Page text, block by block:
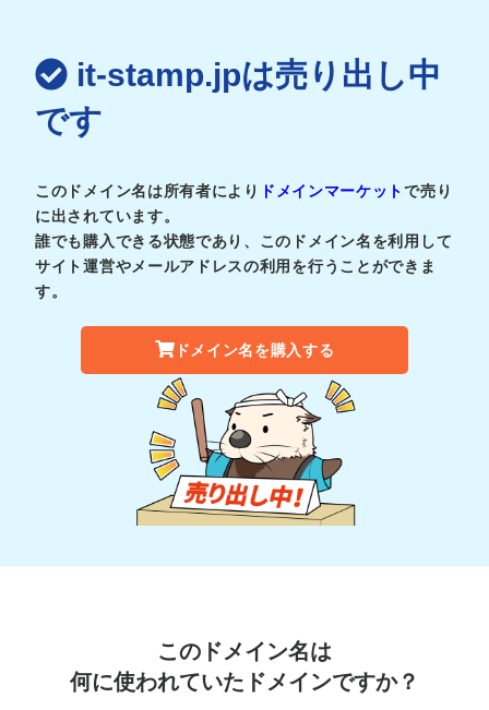
it-stamp.jpは売り出し中
です
このドメイン名は所有者により ドメインマーケットで売り
に出されています。
誰でも購入できる状態であり、このドメイン名を利用して
サイト運営やメールアドレスの利用を行うことができま
す。
ドメイン名を購入する
このドメイン名は
何に使われていたドメインですか？